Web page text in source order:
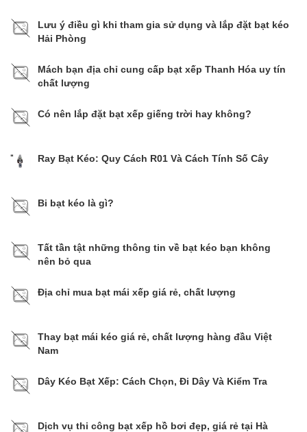
Lưu ý điều gì khi tham gia sử dụng và lắp đặt bạt kéo
Hải Phòng
Mách bạn địa chỉ cung cấp bạt xếp Thanh Hóa uy tín
chất lượng
Có nên lắp đặt bạt xếp giếng trời hay không?
Ray Bạt Kéo: Quy Cách R01 Và Cách Tính Số Cây
Bi bạt kéo là gì?​​​​​​​
Tất tần tật những thông tin về bạt kéo bạn không
nên bỏ qua
Địa chỉ mua bạt mái xếp giá rẻ, chất lượng
Thay bạt mái kéo giá rẻ, chất lượng hàng đầu Việt
Nam
Dây Kéo Bạt Xếp: Cách Chọn, Đi Dây Và Kiểm Tra
Dịch vụ thi công bạt xếp hồ bơi đẹp, giá rẻ tại Hà